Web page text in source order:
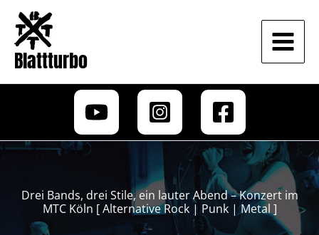
Zum
Inhalt
springen
Blattturbo
Drei Bands, drei Stile, ein lauter Abend – Konzert im
MTC Köln [ Alternative Rock | Punk | Metal ]